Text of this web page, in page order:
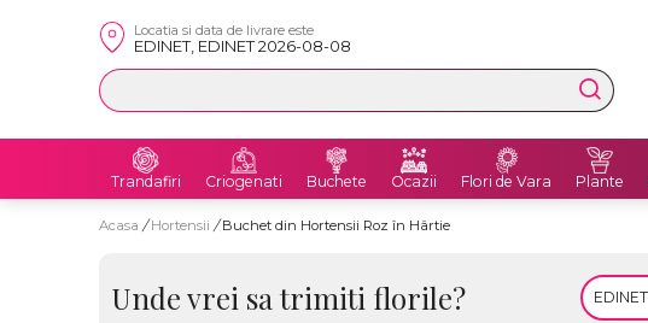
Locatia si data de livrare este
EDINET, EDINET 2026-08-08
Trandafiri Criogenati Buchete Ocazii Flori de Vara Plante
Acasa / Hortensii / Buchet din Hortensii Roz în Hârtie
Unde vrei sa trimiti florile?